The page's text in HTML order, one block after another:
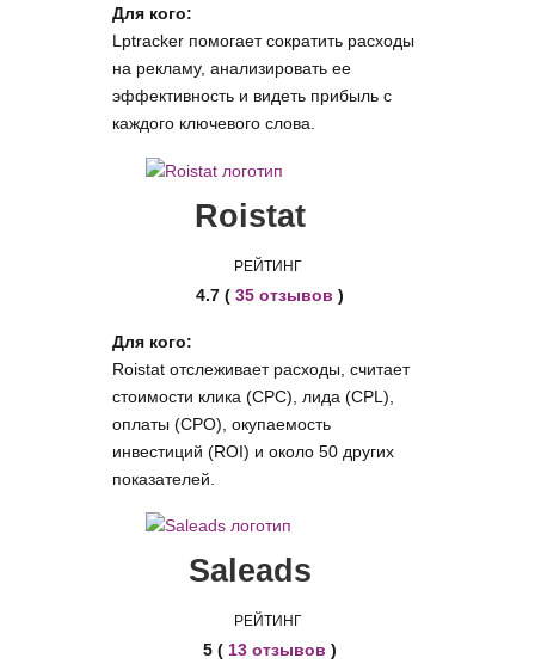
Для кого:
Lptracker помогает сократить расходы
на рекламу, анализировать ее
эффективность и видеть прибыль с
каждого ключевого слова.
Roistat
РЕЙТИНГ
4.7 ( 35 отзывов )
Для кого:
Roistat отслеживает расходы, считает
стоимости клика (CPC), лида (CPL),
оплаты (CPO), окупаемость
инвестиций (ROI) и около 50 других
показателей.
Saleads
РЕЙТИНГ
5 ( 13 отзывов )